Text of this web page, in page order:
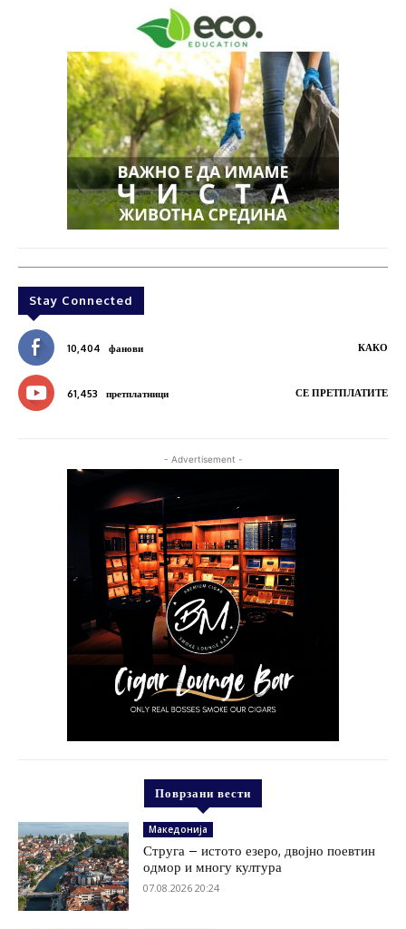
Stay Connected
10,404 фанови КАКО
61,453 претплатници СЕ ПРЕТПЛАТИТЕ
- Advertisement -
Поврзани вести
Македонија
Струга – истото езеро, двојно поевтин
одмор и многу култура
07.08.2026 20:24